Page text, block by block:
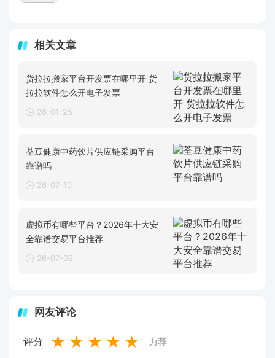
相关文章
货拉拉搬家平台开发票在哪里开 货
拉拉软件怎么开电子发票
26-01-25
荃豆健康中药饮片供应链采购平台
靠谱吗
26-07-10
虚拟币有哪些平台？2026年十大安
全靠谱交易平台推荐
26-07-09
网友评论
评分 ★ ★ ★ ★ ★ 力荐